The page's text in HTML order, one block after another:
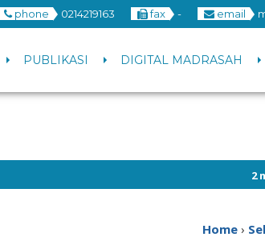
phone 0214219163 fax - email
PUBLIKASI DIGITAL MADRASAH
2
Home›